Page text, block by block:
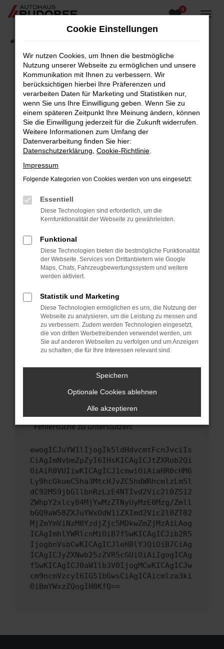
Zum
0
Fehler: Network Error
Beim Laden ist ein Fehler aufgetreten.
Hier sind ein paar Tipps, die dir helfen können:
Überprüfe deine Firewall und deine
Internetverbindung.
Laden andere Webseiten, zum Beispiel deine
Suchmaschine?
Prüfe deine Browsererweiterungen.
Manche Erweiterungen, wie Werbeblocker,
können das Laden bestimmter Seiten
verhindern. Funktioniert die Seite in einem
Fenster?
Starte dein Gerät neu.
Das kann manchmal helfen, vorübergehende
Probleme zu beheben.
Betriebssystem auf dem neuesten Stand
sind.
Veraltete Software birgt nicht nur ein
Sicherheitsrisiko, sondern kann auch dazu
führen, dass bestimmte Funktionen nicht mehr
unterstützt werden.
Wende dich an den Webseitenbetreiber.
Wenn du alle oben genannten Schritte versucht
hast, kontaktiere uns bitte. Wir werden
versuchen, das Problem zu beheben. Du kannst
uns diesen Text schicken, um uns bei der
Fehlersuche zu unterstützen:
ewogICJuYW1lIjogIk5ldHdvcmtFcnJvciIs
CiAgImNvbmZpZyI6IHsKICAgICJtZXRob2Qi
OiAiR0VUIiwKICAgICJ1cmwiOiAiaHR0cHM6
Ly9hcGkueC5ha3MtcHJvZC5hdWRhcmlzLm5l
dC92MS9jbGllbnRzLzE4NTIvd2Vic2l0ZS12
ZWhpY2xlcy84MjYwMzZTNyUyMzE0Mzg/Zmll
bGQ9aW50ZXJuYWxOdW1iZXImd2Vic2l0ZT02
MjZmYmViNzM0YzdjZjc5MDkwZmZjMzAiLAog
ICAgImhlYWRlcnMiOiB7fSwKICAgICJib2R5
IjogbnVsbCwKICAgICJleHBlY3QiOiB7CiAg
ICAgICJyZXNwb25zZVR5cGUiOiAiIgogICAg
fSwKICAgICJ0aW1lb3V0IjogMCwKICAgICJw
cm9ncmVzcyI6IG51bGwsCiAgICAicmlza3ki
OiBmYWxzZQogIH0KfQ==
Cookie Einstellungen
Wir nutzen Cookies, um Ihnen die bestmögliche
Nutzung unserer Webseite zu ermöglichen und unsere
Kommunikation mit Ihnen zu verbessern. Wir
berücksichtigen hierbei Ihre Präferenzen und
verarbeiten Daten für Marketing und Statistiken nur,
wenn Sie uns Ihre Einwilligung geben. Wenn Sie zu
einem späteren Zeitpunkt Ihre Meinung ändern, können
Sie die Einwilligung jederzeit für die Zukunft widerrufen.
Weitere Informationen zum Umfang der
Datenverarbeitung finden Sie hier:
Datenschutzerklärung Cookie-Richtlinie
Impressum
Folgende Kategorien von Cookies werden von uns eingesetzt:
Essentiell
Diese Technologien sind erforderlich, um die
Kernfunktionalität der Webseite zu gewährleisten.
Funktional
Diese Technologien bieten die bestmögliche Funktionalität
der Webseite. Services von Drittanbietern wie Google
Maps, Chats, Fahrzeugbewertungssystem und weitere
werden aktiviert.
Statistik und Marketing
Diese Technologien ermöglichen es uns, die Nutzung der
Webseite zu analysieren, um die Leistung zu messen und
zu verbessern. Zudem werden Technologien eingesetzt,
die von dritten Werbetreibenden verwendet werden, um
Sie auf anderen Webseiten zu verfolgen und um Anzeigen
zu schalten, die für Ihre Interessen relevant sind.
Speichern
Optionale Cookies ablehnen
Alle akzeptieren